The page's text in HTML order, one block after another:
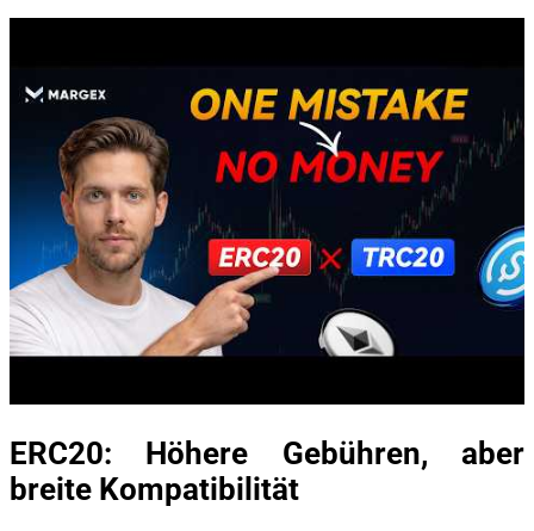
ERC20: Höhere Gebühren, aber
breite Kompatibilität